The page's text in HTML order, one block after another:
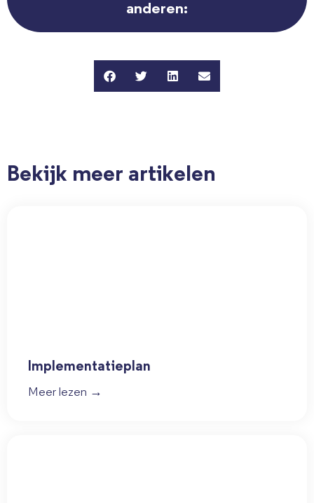
anderen:
Bekijk meer artikelen
Implementatieplan
Meer lezen →